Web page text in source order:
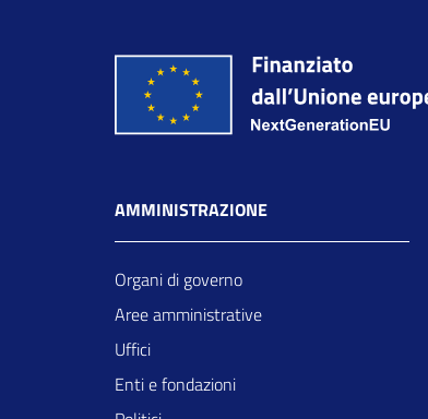
AMMINISTRAZIONE
Organi di governo
Aree amministrative
Uffici
Enti e fondazioni